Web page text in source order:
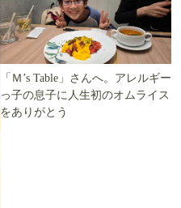
「Ｍ’s Table」さんへ。アレルギー
っ子の息子に人生初のオムライス
をありがとう